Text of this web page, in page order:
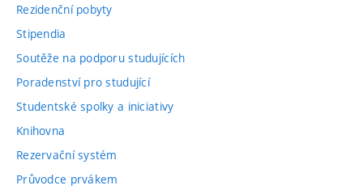
Rezidenční pobyty
Stipendia
Soutěže na podporu studujících
Poradenství pro studující
Studentské spolky a iniciativy
Knihovna
Rezervační systém
Průvodce prvákem